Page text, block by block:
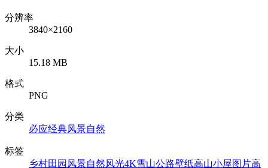
分辨率
3840×2160
大小
15.18 MB
格式
PNG
分类
必应经典风景自然
标签
乡村田园风景自然风光4K雪山公路壁纸高山小屋图片高